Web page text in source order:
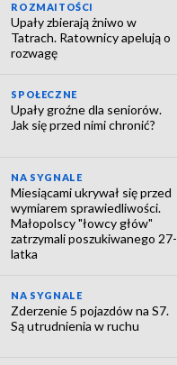
ROZMAITOŚCI
Upały zbierają żniwo w
Tatrach. Ratownicy apelują o
rozwagę
SPOŁECZNE
Upały groźne dla seniorów.
Jak się przed nimi chronić?
NA SYGNALE
Miesiącami ukrywał się przed
wymiarem sprawiedliwości.
Małopolscy "łowcy głów"
zatrzymali poszukiwanego 27-
latka
NA SYGNALE
Zderzenie 5 pojazdów na S7.
Są utrudnienia w ruchu